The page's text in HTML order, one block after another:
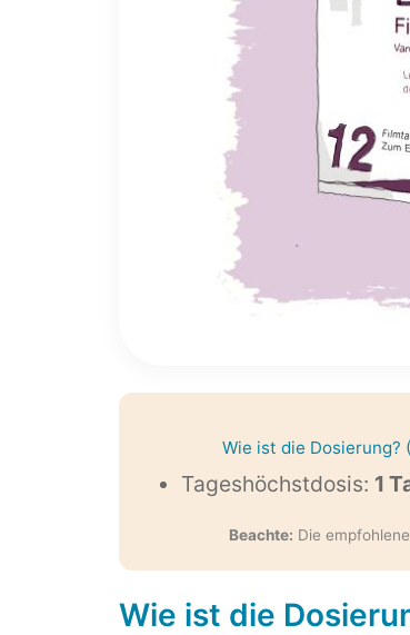
Wie ist die Dosierung? (
Tageshöchstdosis: 1
Beachte: Die
Wie ist die